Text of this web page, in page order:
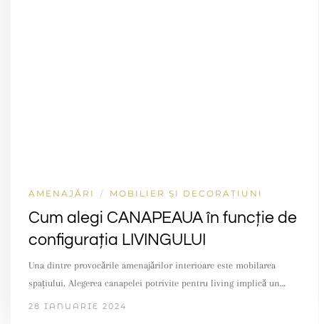
AMENAJĂRI / MOBILIER ȘI DECORAȚIUNI
Cum alegi CANAPEAUA în funcție de
configurația LIVINGULUI
Una dintre provocările amenajărilor interioare este mobilarea
spațiului. Alegerea canapelei potrivite pentru living implică un…
28 IANUARIE 2024